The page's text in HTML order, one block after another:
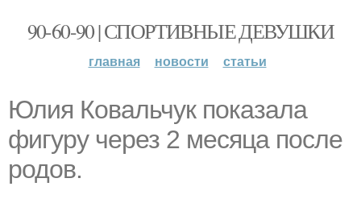
90-60-90 | СПОРТИВНЫЕ ДЕВУШКИ
главная новости статьи
Юлия Ковальчук показала
фигуру через 2 месяца после
родов.